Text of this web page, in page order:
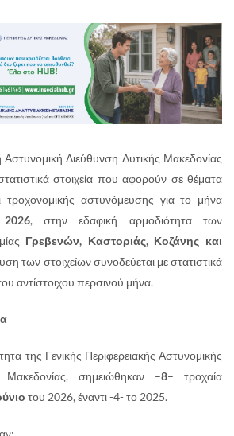
Αστυνομική Διεύθυνση Δυτικής Μακεδονίας
στοιχεία που αφορούν σε θέματα
τροχονομικής αστυνόμευσης για το μήνα
, στην εδαφική αρμοδιότητα των
Γρεβενών, Καστοριάς, Κοζάνης και
των στοιχείων συνοδεύεται με στατιστικά
αντίστοιχου περσινού μήνα.
της Γενικής Περιφερειακής Αστυνομικής
Μακεδονίας, σημειώθηκαν –8– τροχαία
του 2026, έναντι -4- το 2025.